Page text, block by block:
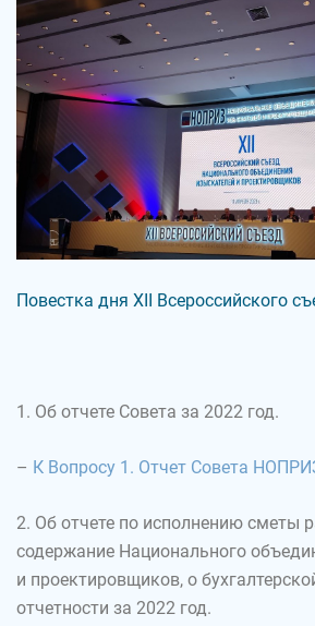
Повестка дня XII Всероссийского
1. Об отчете Совета за 2022 год.
– К Вопросу 1. Отчет Совета
2. Об отчете по исполнению сметы
содержание Национального
и проектировщиков, о
отчетности за 2022 год.